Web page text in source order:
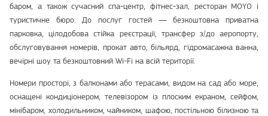
баром, а також сучасний спа-центр, фітнес-зал, ресторан MOYO і
туристичне бюро. До послуг гостей — безкоштовна приватна
парковка, цілодобова стійка реєстрації, трансфер з/до аеропорту,
обслуговування номерів, прокат авто, більярд, гідромасажна ванна,
вечірні шоу та безкоштовний Wi-Fi на всій території.
Номери просторі, з балконами або терасами, видом на сад або море,
оснащені кондиціонером, телевізором із плоским екраном, сейфом,
мінібаром, холодильником, чайником, шафою, постільною білизною та